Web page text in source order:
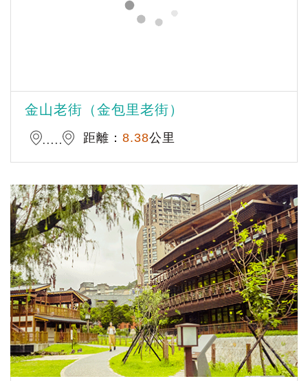
金山老街（金包里老街）
距離： 8.38公里